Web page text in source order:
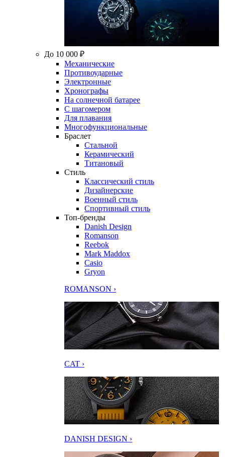
До 10 000 ₽
Механические
Противоударные
Электронные
Хронографы
На солнечной батарее
С шагомером
Для плавания
Многофункциональные
Браслет
Стальной
Керамический
Титановый
Стиль
Классический стиль
Дизайнерские
Военный стиль
Спортивный стиль
Топ-бренды
Danish Design
Romanson
Reebok
Mark Maddox
Casio
Gryon
ROMANSON ›
CAT ›
DANISH DESIGN ›